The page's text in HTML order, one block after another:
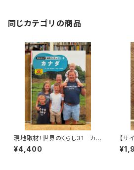
同じカテゴリの商品
現地取材！世界のくらし31 カナ
ダ
¥4,400
【サ
人々
を旅